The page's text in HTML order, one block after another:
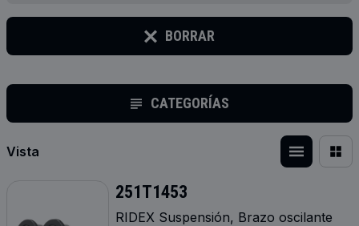
BORRAR
CATEGORÍAS
Vista
251T1453
RIDEX Suspensión, Brazo oscilante